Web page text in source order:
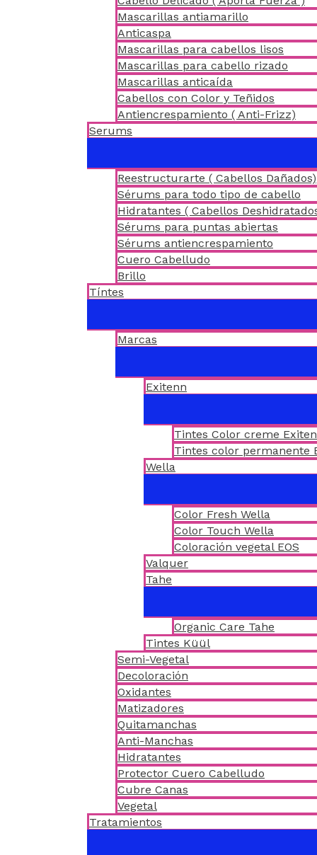
Mascarillas antiamarillo
Anticaspa
Mascarillas para cabellos lisos
Mascarillas para cabello rizado
Mascarillas anticaída
Cabellos con Color y Teñidos
Antiencrespamiento ( Anti-Frizz)
Serums
Reestructurarte ( Cabellos Dañados)
Sérums para todo tipo de cabello
Hidratantes ( Cabellos
Sérums para puntas abiertas
Sérums antiencrespamiento
Cuero Cabelludo
Brillo
Tíntes
Marcas
Exitenn
Tintes Color creme
Tintes color permanente
Wella
Color Fresh Wella
Color Touch Wella
Coloración vegetal EOS
Valquer
Tahe
Organic Care Tahe
Tintes Küül
Semi-Vegetal
Decoloración
Oxidantes
Matizadores
Quitamanchas
Anti-Manchas
Hidratantes
Protector Cuero Cabelludo
Cubre Canas
Vegetal
Tratamientos